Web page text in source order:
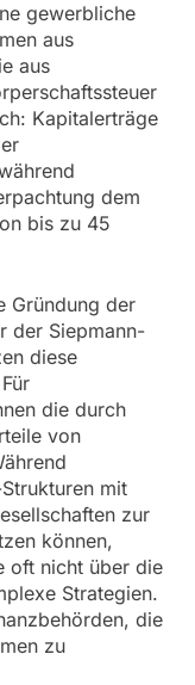
gewerbliche
aus
aus
Kapitalerträge
dem
bis zu 45
Gründung der
der Siepmann-
diese
die durch
von
mit
zur
können,
oft nicht über die
Strategien.
die
zu